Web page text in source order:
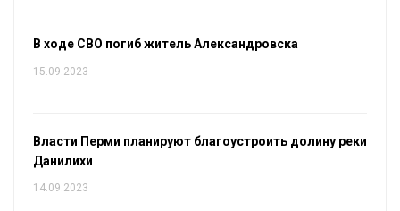
В ходе СВО погиб житель Александровска
15.09.2023
Власти Перми планируют благоустроить долину реки
Данилихи
14.09.2023